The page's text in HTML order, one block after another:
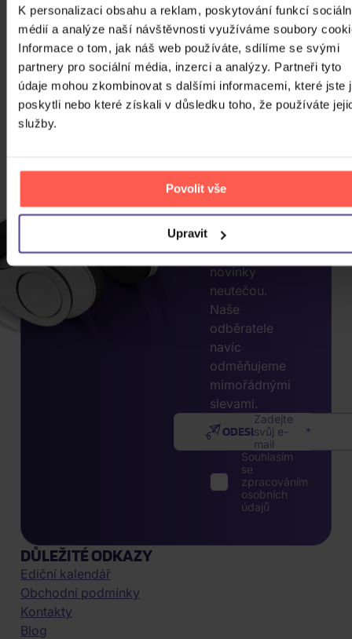
K personalizaci obsahu a reklam, poskytování funkcí
médií a analýze naší návštěvnosti využíváme soubory
Informace o tom, jak náš web používáte, sdílíme se svými
partnery pro sociální média, inzerci a analýzy. Partneři tyto
údaje mohou zkombinovat s dalšími informacemi, které jste
poskytli nebo které získali v důsledku toho, že používáte
služby.
Povolit vše
Upravit
CHCETE
JEŠTĚ
VÍCE
E-MAIL.
Přihlaste se k
odběru našeho
newsletteru, ať
vám akce nebo
novinky
neutečou.
Naše
odběratele
navíc
odměňujeme
mimořádnými
slevami.
Zadejte
svůj e-
mail
ODESLAT
Souhlasím
se
zpracováním
osobních
údajů
DŮLEŽITÉ ODKAZY
Ediční kalendář
Obchodní podmínky
Kontakty
Blog